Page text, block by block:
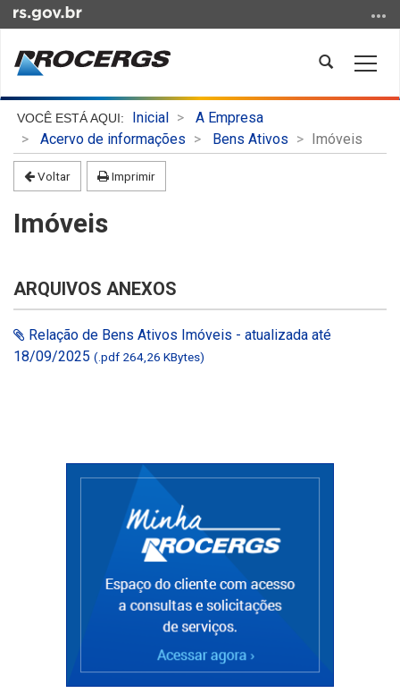
para
conteúdo
Ir
para
menu
Abrir
busca
Início
conteúdo
Inicial
A Empresa
Acervo de informações
Bens Ativos Imóveis
Voltar Imprimir
Imóveis
ARQUIVOS ANEXOS
Relação de Bens Ativos Imóveis - atualizada até
18/09/2025 (.pdf 264,26 KBytes)